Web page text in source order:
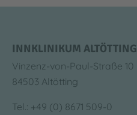
INNKLINIKUM ALTÖTTING
Vinzenz-von-Paul-Straße 10
84503 Altötting
Tel.: +49 (0) 8671 509-0